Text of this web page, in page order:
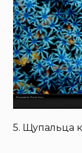
5. Щупальца